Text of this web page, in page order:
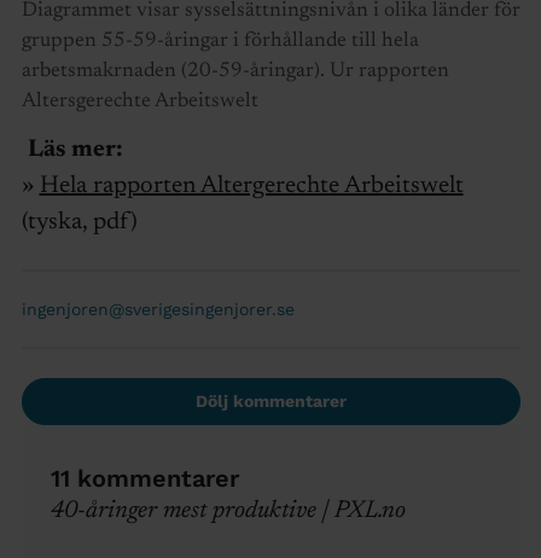
Diagrammet visar sysselsättningsnivån i olika länder för
gruppen 55-59-åringar i förhållande till hela
arbetsmakrnaden (20-59-åringar). Ur rapporten
Altersgerechte Arbeitswelt
Läs mer:
» Hela rapporten Altergerechte Arbeitswelt
(tyska, pdf)
ingenjoren@sverigesingenjorer.se
Dölj kommentarer
11 kommentarer
40-åringer mest produktive | PXL.no